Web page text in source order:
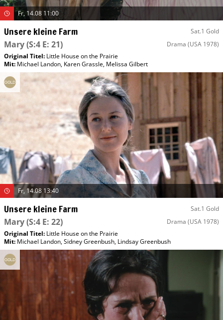
Fr, 14.08 11:00
Unsere kleine Farm Sat.1 Gold
Mary(S:4 E: 21) Drama (USA 1978)
Original Titel: Little House on the Prairie
Mit: Michael Landon, Karen Grassle, Melissa Gilbert
Fr, 14.08 13:40
Unsere kleine Farm Sat.1 Gold
Mary(S:4 E: 22) Drama (USA 1978)
Original Titel: Little House on the Prairie
Mit: Michael Landon,Sidney Greenbush, Lindsay Greenbush